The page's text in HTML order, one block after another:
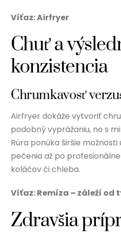
Víťaz: Airfryer
Chuť a
konzistencia
Chrumkavosť
Airfryer dokáže vytvoriť
podobný vyprážaniu, no s
Rúra ponúka širšie
pečenia až po
koláčov či chleba.
Víťaz: Remíza – záleží od
Zdravšia